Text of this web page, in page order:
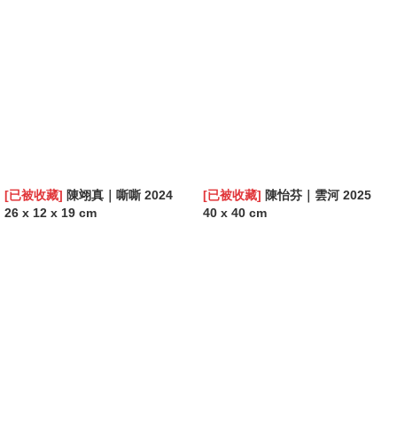
[已被收藏] 陳翊真｜嘶嘶 2024
26 x 12 x 19 cm
[已被收藏] 陳怡芬｜雲河 2025
40 x 40 cm